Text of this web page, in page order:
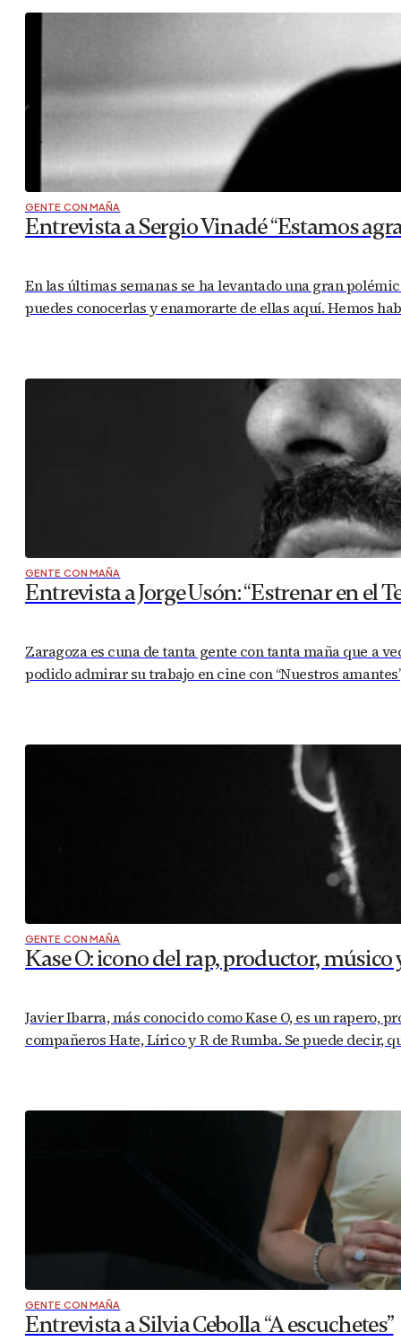
GENTE CON MAÑA
Entrevista a Sergio Vinadé “Estamos
En las últimas semanas se ha levantado una gran
puedes conocerlas y enamorarte de ellas aquí. Hemos
GENTE CON MAÑA
Entrevista a Jorge Usón: “Estrenar en el
Zaragoza es cuna de tanta gente con tanta maña que a
podido admirar su trabajo en cine con “Nuestros
GENTE CON MAÑA
Kase O: icono del rap, productor, músico
Javier Ibarra, más conocido como Kase O, es un rapero,
compañeros Hate, Lírico y R de Rumba. Se puede decir,
GENTE CON MAÑA
Entrevista a Silvia Cebolla “A escuchetes”